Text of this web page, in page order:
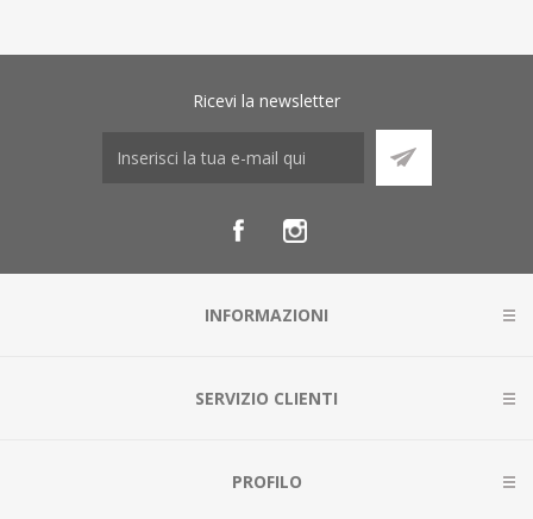
Ricevi la newsletter
INFORMAZIONI
SERVIZIO CLIENTI
PROFILO